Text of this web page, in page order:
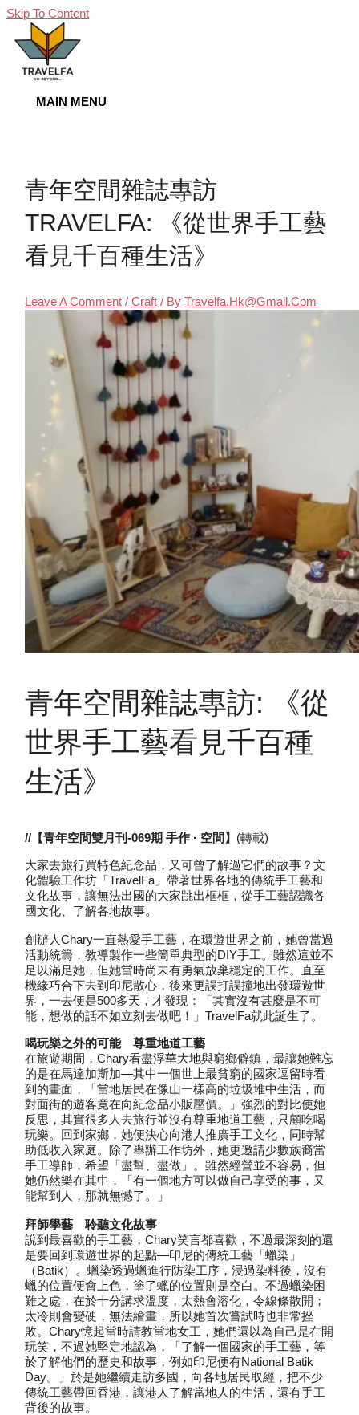
Skip To Content
MAIN MENU
青年空間雜誌專訪
TRAVELFA: 《從世界手工藝
看見千百種生活》
Leave A Comment /Craft / ByTravelfa.hk@gmail.com
青年空間雜誌專訪: 《從
世界手工藝看見千百種
生活》
//【青年空間雙月刊-069期 手作 · 空間】 (轉載)
大家去旅行買特色紀念品，又可曾了解過它們的故事？文
化體驗工作坊「TravelFa」帶著世界各地的傳統手工藝和
文化故事，讓無法出國的大家跳出框框，從手工藝認識各
國文化、了解各地故事。
創辦人Chary一直熱愛手工藝，在環遊世界之前，她曾當過
活動統籌，教導製作一些簡單典型的DIY手工。雖然這並不
足以滿足她，但她當時尚未有勇氣放棄穩定的工作。直至
機緣巧合下去到印尼散心，後來更誤打誤撞地出發環遊世
界，一去便是500多天，才發現：「其實沒有甚麼是不可
能，想做的話不如立刻去做吧！」TravelFa就此誕生了。
喝玩樂之外的可能 尊重地道工藝
在旅遊期間，Chary看盡浮華大地與窮鄉僻鎮，最讓她難忘
的是在馬達加斯加—其中一個世上最貧窮的國家逗留時看
到的畫面，「當地居民在像山一樣高的垃圾堆中生活，而
對面街的遊客竟在向紀念品小販壓價。」強烈的對比使她
反思，其實很多人去旅行並沒有尊重地道工藝，只顧吃喝
玩樂。回到家鄉，她便決心向港人推廣手工文化，同時幫
助低收入家庭。除了舉辦工作坊外，她更邀請少數族裔當
手工導師，希望「盡幫、盡做」。雖然經營並不容易，但
她仍然樂在其中，「有一個地方可以做自己享受的事，又
能幫到人，那就無憾了。」
拜師學藝 聆聽文化故事
說到最喜歡的手工藝，Chary笑言都喜歡，不過最深刻的還
是要回到環遊世界的起點—印尼的傳統工藝「蠟染」
（Batik）。蠟染透過蠟進行防染工序，浸過染料後，沒有
蠟的位置便會上色，塗了蠟的位置則是空白。不過蠟染困
難之處，在於十分講求溫度，太熱會溶化，令線條散開；
太冷則會變硬，無法繪畫，所以她首次嘗試時也非常挫
敗。Chary憶起當時請教當地女工，她們還以為自己是在開
玩笑，不過她堅定地認為，「了解一個國家的手工藝，等
於了解他們的歷史和故事，例如印尼便有National Batik
Day。」於是她繼續走訪多國，向各地居民取經，把不少
傳統工藝帶回香港，讓港人了解當地人的生活，還有手工
背後的故事。